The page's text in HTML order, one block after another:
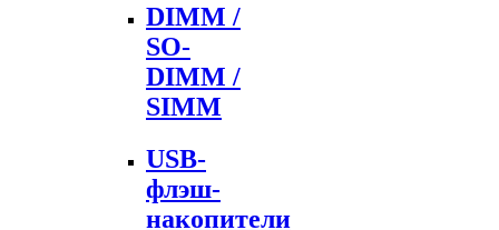
DIMM /
SO-
DIMM /
SIMM
USB-
флэш-
накопители